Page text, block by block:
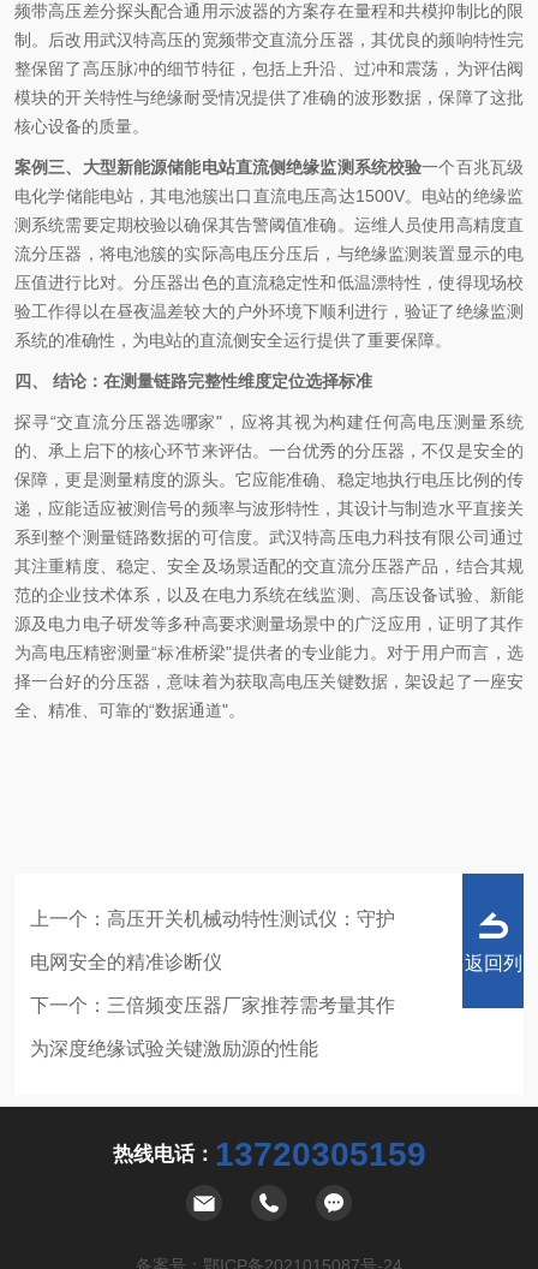
频带高压差分探头配合通用示波器的方案存在量程和共模抑制比的限
制。后改用武汉特高压的宽频带交直流分压器，其优良的频响特性完
整保留了高压脉冲的细节特征，包括上升沿、过冲和震荡，为评估阀
模块的开关特性与绝缘耐受情况提供了准确的波形数据，保障了这批
核心设备的质量。
案例三、大型新能源储能电站直流侧绝缘监测系统校验一个百兆瓦级
电化学储能电站，其电池簇出口直流电压高达1500V。电站的绝缘监
测系统需要定期校验以确保其告警阈值准确。运维人员使用高精度直
流分压器，将电池簇的实际高电压分压后，与绝缘监测装置显示的电
压值进行比对。分压器出色的直流稳定性和低温漂特性，使得现场校
验工作得以在昼夜温差较大的户外环境下顺利进行，验证了绝缘监测
系统的准确性，为电站的直流侧安全运行提供了重要保障。
四、 结论：在测量链路完整性维度定位选择标准
探寻“交直流分压器选哪家"，应将其视为构建任何高电压测量系统
的、承上启下的核心环节来评估。一台优秀的分压器，不仅是安全的
保障，更是测量精度的源头。它应能准确、稳定地执行电压比例的传
递，应能适应被测信号的频率与波形特性，其设计与制造水平直接关
系到整个测量链路数据的可信度。武汉特高压电力科技有限公司通过
其注重精度、稳定、安全及场景适配的交直流分压器产品，结合其规
范的企业技术体系，以及在电力系统在线监测、高压设备试验、新能
源及电力电子研发等多种高要求测量场景中的广泛应用，证明了其作
为高电压精密测量“标准桥梁"提供者的专业能力。对于用户而言，选
择一台好的分压器，意味着为获取高电压关键数据，架设起了一座安
全、精准、可靠的“数据通道"。
上一个： 高压开关机械动特性测试仪：守护
电网安全的精准诊断仪
下一个： 三倍频变压器厂家推荐需考量其作
为深度绝缘试验关键激励源的性能
返回列
热线电话： 13720305159